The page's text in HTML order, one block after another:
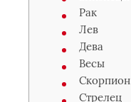
Рак
Лев
Дева
Весы
Скорпион
Стрелец